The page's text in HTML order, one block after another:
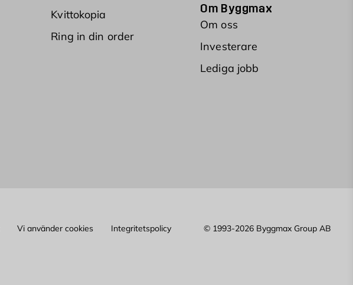
Kvittokopia
Ring in din order
Om Byggmax
Om oss
Investerare
Lediga jobb
Vi använder cookies Integritetspolicy © 1993-2026 Byggmax Group AB